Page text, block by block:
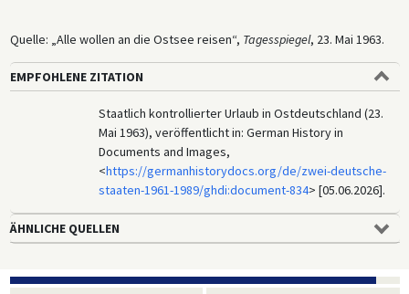
Quelle: „Alle wollen an die Ostsee reisen“, Tagesspiegel, 23. Mai 1963.
EMPFOHLENE ZITATION
Staatlich kontrollierter Urlaub in Ostdeutschland (23.
Mai 1963), veröffentlicht in: German History in
Documents and Images,
<https://germanhistorydocs.org/de/zwei-deutsche-
staaten-1961-1989/ghdi:document-834> [05.06.2026].
ÄHNLICHE QUELLEN